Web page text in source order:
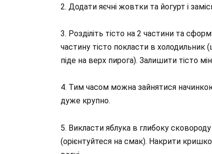
2. Додати яєчні жовтки та йогурт і
3. Розділіть тісто на 2 частини та
частину тісто покласти в холодильник
піде на верх пирога). Залишити тісто
4. Тим часом можна зайнятися
дуже крупно.
5. Викласти яблука в глибоку
(орієнтуйтеся на смак). Накрити